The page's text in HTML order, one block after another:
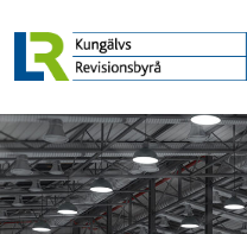
LOGGA IN